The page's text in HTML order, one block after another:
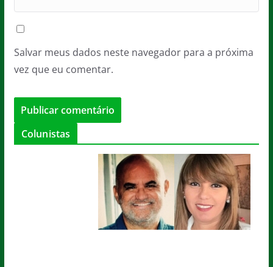
Salvar meus dados neste navegador para a próxima
vez que eu comentar.
Colunistas